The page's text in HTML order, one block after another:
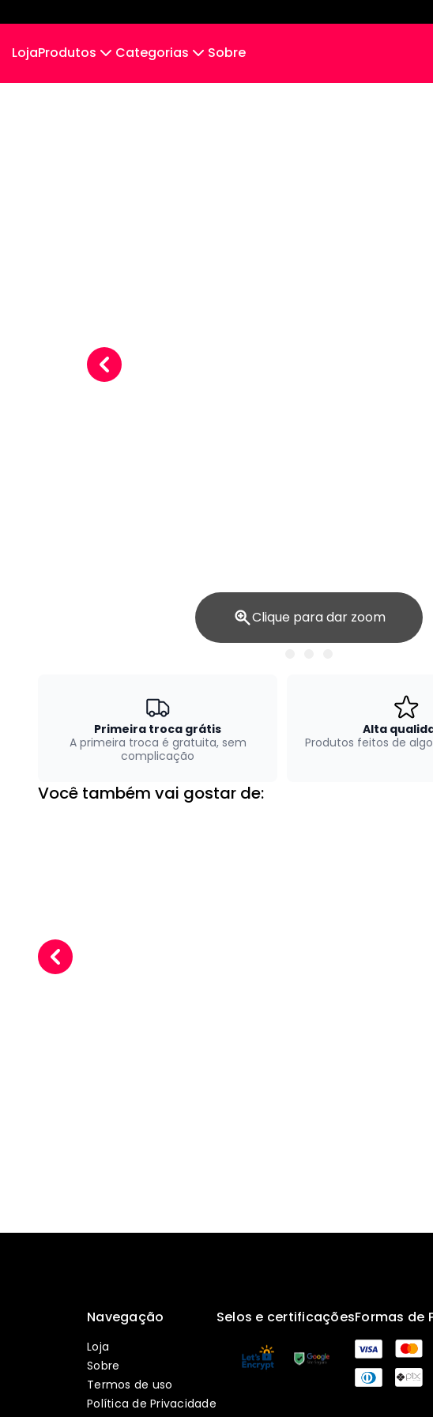
LojaProdutos
Camiseta
Camiseta Infantil
Categorias
Tradicionais
Sobre
Clique para dar zoom
Primeira troca grátis
A primeira troca é gratuita, sem
complicação
Alta
Produtos feitos de
Você também vai gostar de:
Navegação
Loja
Sobre
Termos de uso
Política de Privacidade
Selos e certificaçõesFormas de